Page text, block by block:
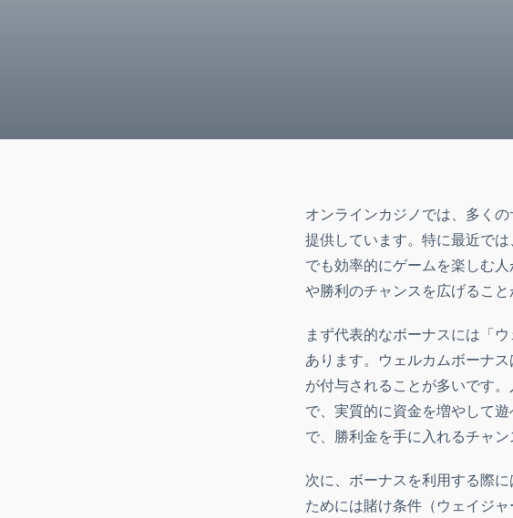
オンラインカジノでは、多く
提供しています。特に最近では、
でも効率的にゲームを楽しむ
や勝利のチャンスを広げるこ
まず代表的なボーナスには「
あります。ウェルカムボーナ
が付与されることが多いです
で、実質的に資金を増やして
で、勝利金を手に入れるチャン
次に、ボーナスを利用する際
ためには賭け条件（ウェイジ